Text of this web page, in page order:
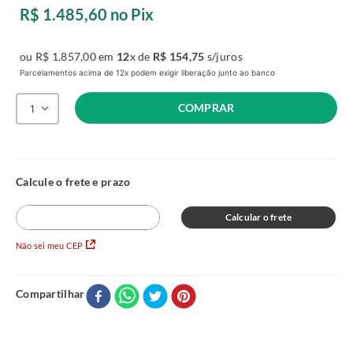
R$ 1.485,60 no Pix
ou R$ 1.857,00em 12x de R$ 154,75 s/juros
Parcelamentos acima de 12x podem exigir liberação junto ao banco
1 COMPRAR
Não sei meu CEP
Calcular o frete
Compartilhar